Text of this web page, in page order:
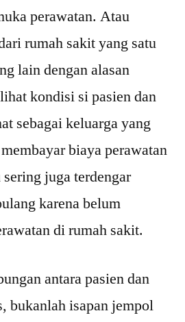
perawatan. Atau
rumah sakit yang satu
lain dengan alasan
kondisi si pasien dan
sebagai keluarga yang
biaya perawatan
juga terdengar
karena belum
di rumah sakit.
antara pasien dan
bukanlah isapan jempol